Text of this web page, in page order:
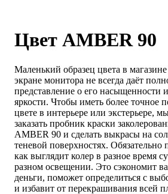
Цвет AMBER 90
Маленький образец цвета в
экране монитора не всегда даёт
представление о его насыщенности
яркости. Чтобы иметь более точное
цвете в интерьере или экстерьере,
заказать пробник краски
AMBER 90 и сделать выкрасы на
теневой поверхностях. Обязательно
как выглядит колер в разное время
разном освещении. Это сэкономит
деньги, поможет определиться с
и избавит от перекрашивания всей